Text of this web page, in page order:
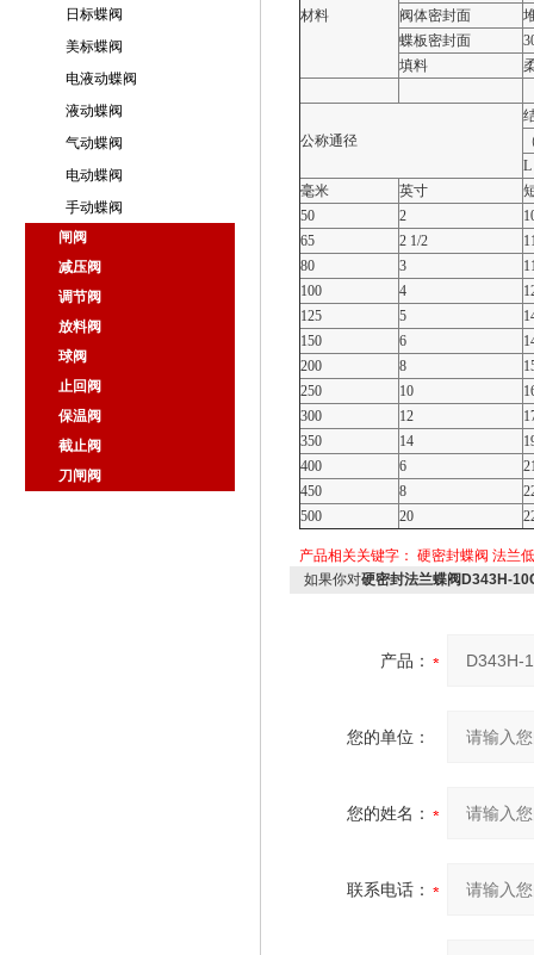
日标蝶阀
美标蝶阀
电液动蝶阀
液动蝶阀
气动蝶阀
电动蝶阀
手动蝶阀
闸阀
减压阀
调节阀
放料阀
球阀
止回阀
保温阀
截止阀
刀闸阀
材料
阀体密封面
蝶板密封面
填料
公称通径
L
毫米
英寸
50
2
65
2 1/2
80
3
100
4
125
5
150
6
200
8
250
10
300
12
350
14
400
6
450
8
500
20
产品相关关键字： 硬密封蝶阀 法兰
如果你对硬密封法兰蝶阀D343H-
产品：
您的单位：
您的姓名：
联系电话：